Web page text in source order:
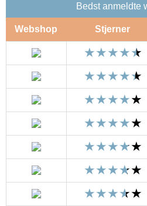
Bedst anmeldte
Webshop Stjerner